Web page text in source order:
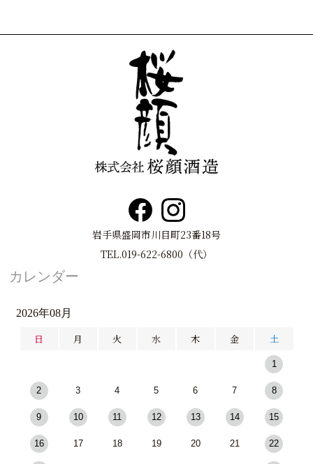
岩手県盛岡市川目町23番18号
TEL.019-622-6800（代）
カレンダー
2026年08月
日 月 火 水 木 金 土
1
2 3 4 5 6 7 8
9 10 11 12 13 14 15
16 17 18 19 20 21 22